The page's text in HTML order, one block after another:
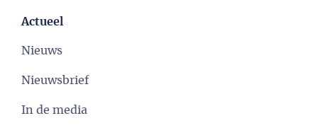
Actueel
Nieuws
Nieuwsbrief
In de media